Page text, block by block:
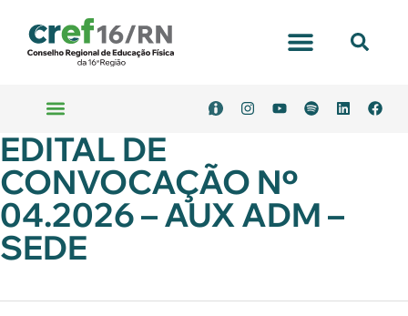
EDITAL DE
CONVOCAÇÃO Nº
04.2026 – AUX ADM –
SEDE